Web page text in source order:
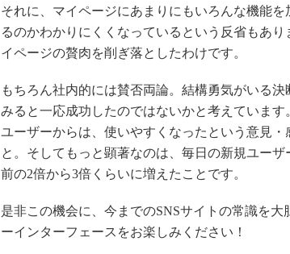
それに、マイページにあまりにもいろんな機能
るのかわかりにくくなっているという反省もあ
イページの贅肉を削ぎ落としたわけです。
もちろん社内的には賛否両論。結構勇気がいる
みると一応成功したのではないかと考えていま
ユーザーからは、使いやすくなったという意見
と。そしてもっと顕著なのは、毎日の新規ユー
前の2倍から3倍くらいに増えたことです。
是非この機会に、今までのSNSサイトの常識を
ーインターフェースをお楽しみください！